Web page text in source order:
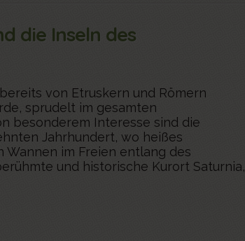
die Inseln des
von Etruskern und Römern
sprudelt im gesamten
besonderem Interesse sind die
Jahrhundert, wo heißes
im Freien entlang des
und historische Kurort Saturnia,